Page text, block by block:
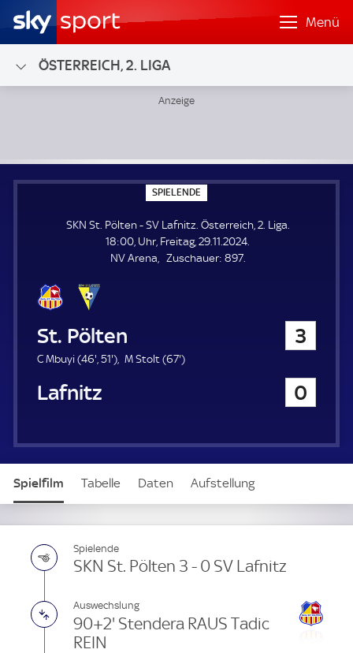
Menü
ÖSTERREICH, 2. LIGA
SPIELENDE
P
E
L
E
N
SKN St. Pölten - SV Lafnitz. Österreich, 2. Liga.
18:00, Uhr, Freitag, 29.11.2024.
NV Arena
Zuschauer: Z
897.
SKN St. Pölten 3
C Mbuyi (46'4
.
e
,51'5
e
) M Stolt (67'6
)
SV Lafnitz 0
Spielfilm Tabelle Daten Aufstellung
Spielende
SKN St. Pölten 3 - 0 SV Lafnitz
Auswechslung
90+2' Stendera RAUS Tadic
REIN